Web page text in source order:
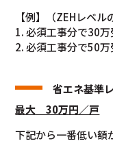
【例】（ZEHレベル
1. 必須工事分で30
2. 必須工事分で50
省エネ基準
最大 30万円／戸
下記から一番低い額